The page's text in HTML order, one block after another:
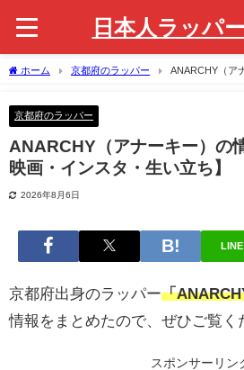
日本人ラッパ
ホーム 京都府のラッパー
ANARCHY（ア
京都府のラッパー
ANARCHY（アナーキー）の
映画・インスタ・生い立ち】
2026年8月6日
LINE
京都府出身のラッパー「
情報をまとめたので、ぜひご覧く
スポンサーリン